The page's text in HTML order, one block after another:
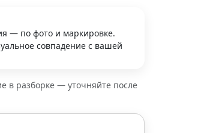
— по фото и маркировке.
совпадение с вашей
в разборке — уточняйте после